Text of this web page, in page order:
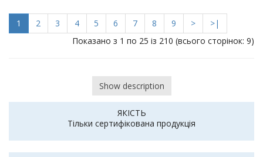
1 2 3 4 5 6 7 8 9 >
>|
Показано з 1 по 25 із 210 (всього сторінок: 9)
Show description
ЯКІСТЬ
Тільки сертифікована продукція